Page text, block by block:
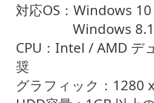
対応OS：Windows
Windows 8.1
CPU：Intel / AMD
奨
グラフィック：1280